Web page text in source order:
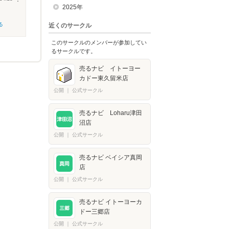
2025年
近くのサークル
このサークルのメンバーが参加してい
るサークルです。
売るナビ イトーヨー
カドー東久留米店
公開 公式サークル
売るナビ Loharu津田
沼店
公開 公式サークル
売るナビ ベイシア真岡
店
公開 公式サークル
売るナビ イトーヨーカ
ドー三郷店
公開 公式サークル